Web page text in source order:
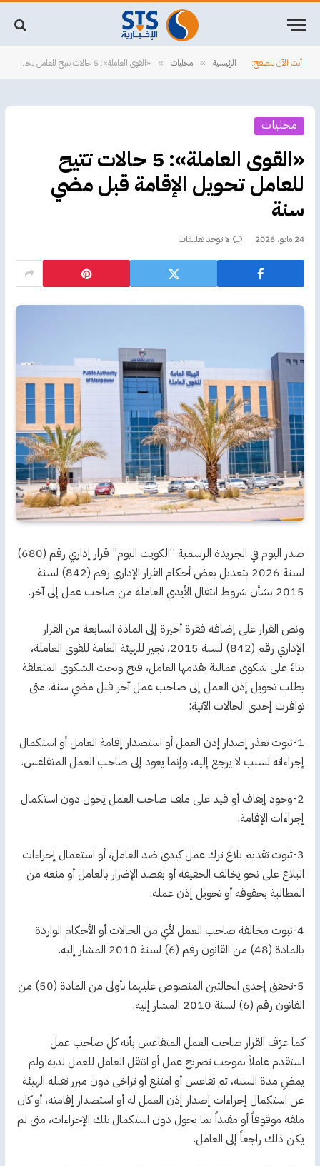
أنت الآن تتصفح: الرئيسية » محليات » «القوى العاملة»: 5 حالات تتيح للعامل تحويل الإقامة قبل مضي سنة
محليات
«القوى العاملة»: 5 حالات تتيح
للعامل تحويل الإقامة قبل مضي
سنة
24 مايو، 2026 لا توجد تعليقات
صدر اليوم في الجريدة الرسمية “الكويت اليوم” قرار إداري رقم (680)
لسنة 2026 بتعديل بعض أحكام القرار الإداري رقم (842) لسنة
2015 بشأن شروط انتقال الأيدي العاملة من صاحب عمل إلى آخر.
ونص القرار على إضافة فقرة أخيرة إلى المادة السابعة من القرار
الإداري رقم (842) لسنة 2015، تجيز للهيئة العامة للقوى العاملة،
بناءً على شكوى عمالية يقدمها العامل، فتح وبحث الشكوى المتعلقة
بطلب تحويل إذن العمل إلى صاحب عمل آخر قبل مضي سنة، متى
توافرت إحدى الحالات الآتية:
1-ثبوت تعذر إصدار إذن العمل أو استصدار إقامة العامل أو استكمال
إجراءاته لسبب لا يرجع إليه، وإنما يعود إلى صاحب العمل المتقاعس.
2-وجود إيقاف أو قيد على ملف صاحب العمل يحول دون استكمال
إجراءات الإقامة.
3-ثبوت تقديم بلاغ ترك عمل كيدي ضد العامل، أو استعمال إجراءات
البلاغ على نحو يخالف الحقيقة أو بقصد الإضرار بالعامل أو منعه من
المطالبة بحقوقه أو تحويل إذن عمله.
4-ثبوت مخالفة صاحب العمل لأي من الحالات أو الأحكام الواردة
بالمادة (48) من القانون رقم (6) لسنة 2010 المشار إليه.
5-تحقق إحدى الحالتين المنصوص عليهما بأولى من المادة (50) من
القانون رقم (6) لسنة 2010 المشار إليه.
كما عرّف القرار صاحب العمل المتقاعس بأنه كل صاحب عمل
استقدم عاملاً بموجب تصريح عمل أو انتقل العامل للعمل لديه ولم
يمضِ مدة السنة، ثم تقاعس أو امتنع أو تراخى دون مبرر تقبله الهيئة
عن استكمال إجراءات إصدار إذن العمل له أو استصدار إقامته، أو كان
ملفه موقوفاً أو مقيداً بما يحول دون استكمال تلك الإجراءات، متى لم
يكن ذلك راجعاً إلى العامل.